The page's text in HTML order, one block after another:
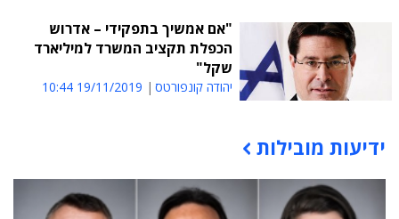
"אם אמשיך בתפקידי – אדרוש
הכפלת תקציב המשרד למיליארד
שקל"
יהודה קונפורטס 19/11/2019 10:44
תוכן פרסומי
ידיעות מובילות